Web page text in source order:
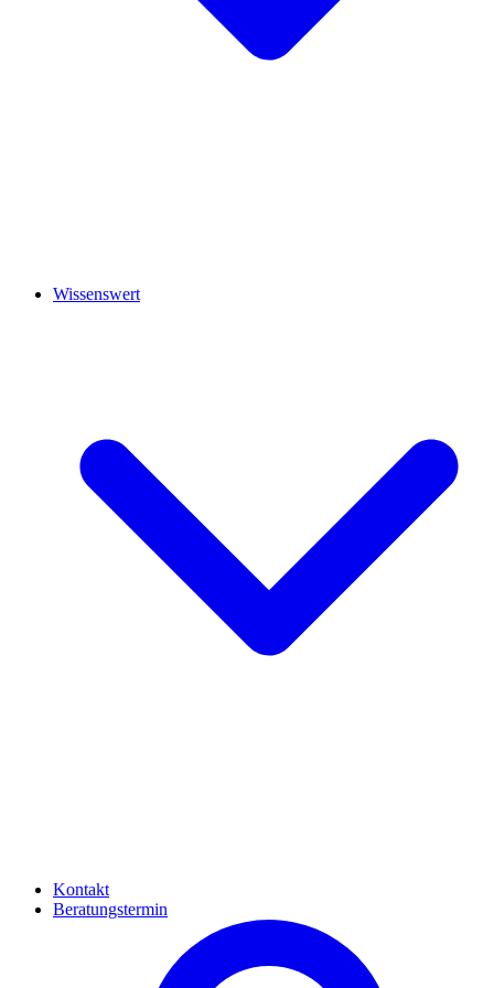
Wissenswert
Kontakt
Beratungstermin